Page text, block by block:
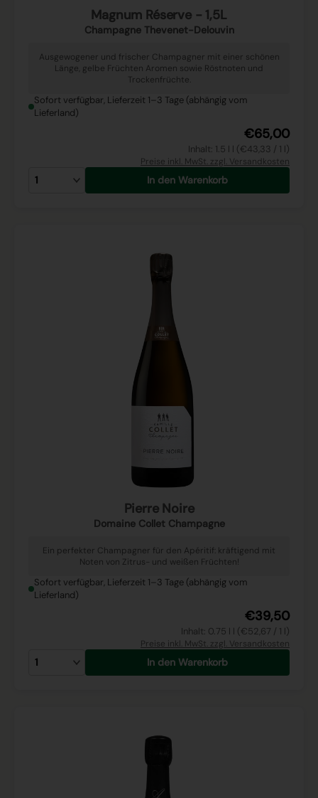
Magnum Réserve - 1,5L
Champagne Thevenet-Delouvin
Ausgewogener und frischer Champagner mit einer schönen
Länge, gelbe Früchten Aromen sowie Röstnoten und
Trockenfrüchte.
Sofort verfügbar, Lieferzeit 1–3 Tage (abhängig vom
Lieferland)
€65,00
Inhalt: 1.5 l l (€43,33 / 1 l)
Preise inkl. MwSt. zzgl. Versandkosten
In den Warenkorb
Pierre Noire
Domaine Collet Champagne
Ein perfekter Champagner für den Apéritif: kräftigend mit
Noten von Zitrus- und weißen Früchten!
Sofort verfügbar, Lieferzeit 1–3 Tage (abhängig vom
Lieferland)
€39,50
Inhalt: 0.75 l l (€52,67 / 1 l)
Preise inkl. MwSt. zzgl. Versandkosten
In den Warenkorb